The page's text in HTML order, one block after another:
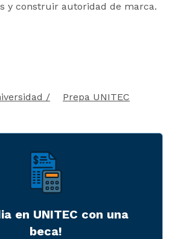
y construir autoridad de marca.
Prepa UNITEC
en UNITEC con una
beca!